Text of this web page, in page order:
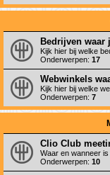
Bedrijven
Kijk hier bij welke
Onderwerpen: 17
Webwinkels
Kijk hier bij welke
Onderwerpen: 7
Clio Club
Waar en wanneer
Onderwerpen: 10